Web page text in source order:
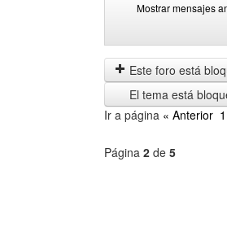
Mostrar mensajes
mensajes
anteriores
by
Este foro está
El tema está
Ir a página « Anterior 1
Página 2 de 5